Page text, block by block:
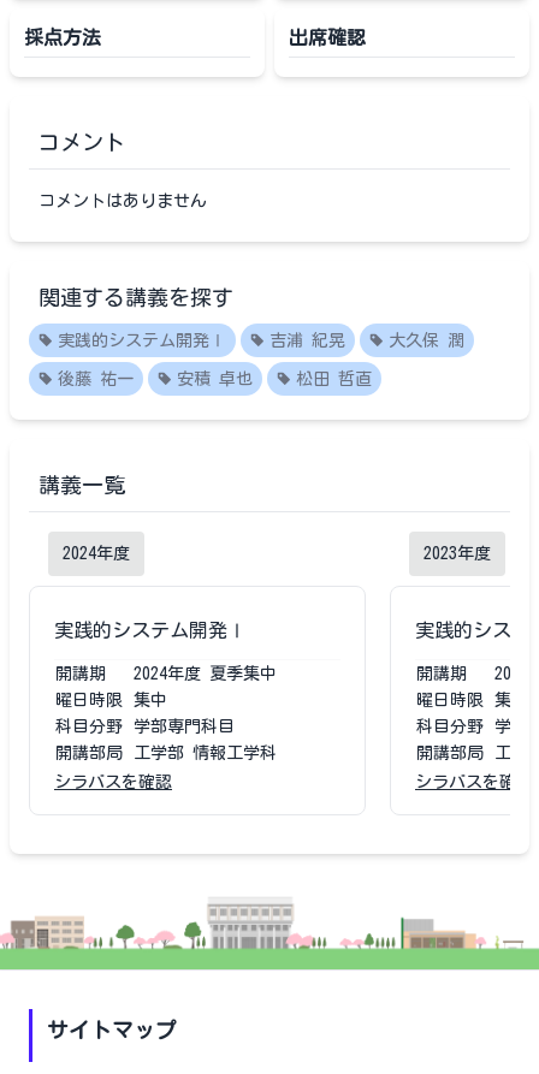
採点方法 出席確認
コメント
コメントはありません
関連する講義を探す
実践的システム開発Ⅰ 吉浦 紀晃 大久保 潤
後藤 祐一 安積 卓也 松田 哲直
講義一覧
2024年度
実践的システム開発Ⅰ
開講期 2024年度 夏季集中
曜日時限
集中
科目分野
学部専門科目
開講部局
工学部 情報工学科
シラバスを確認
2023年度
実践的シス
開講期 2023
曜日時限
集中
科目分野
学部
開講部局
工学
シラバスを確認
サイトマップ